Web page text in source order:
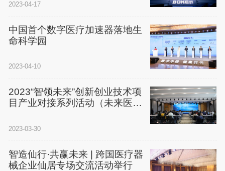
2023-04-17
中国首个数字医疗加速器落地生
命科学园
2023-04-10
2023“智领未来”创新创业技术项
目产业对接系列活动（未来医疗
2023-03-30
智造仙行·共赢未来 | 跨国医疗器
械企业仙居专场交流活动举行